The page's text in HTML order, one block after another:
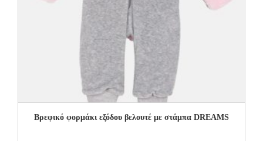
Βρεφικό φορμάκι εξόδου βελουτέ με στάμπα DREAMS